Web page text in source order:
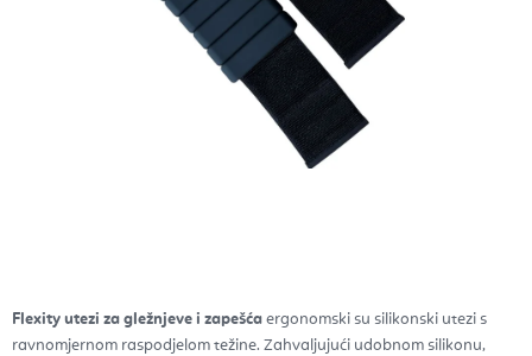
Flexity utezi za gležnjeve i zapešća ergonomski su silikonski utezi s
ravnomjernom raspodjelom težine. Zahvaljujući udobnom silikonu,